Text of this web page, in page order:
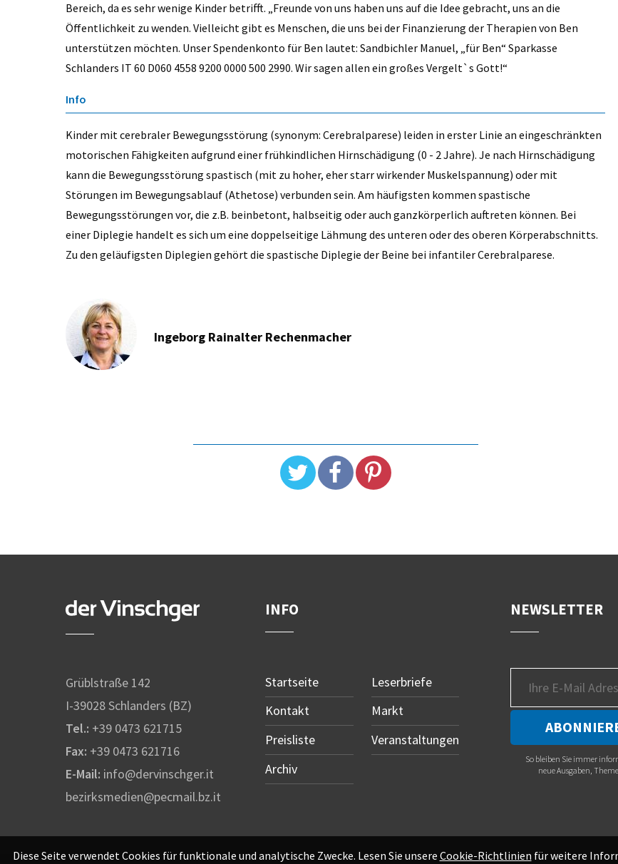
Bereich, da es sehr wenige Kinder betrifft. „Freunde von uns haben uns auf die Idee gebracht, uns an die
Öffentlichkeit zu wenden. Vielleicht gibt es Menschen, die uns bei der Finanzierung der Therapien von Ben
unterstützen möchten. Unser Spendenkonto für Ben lautet: Sandbichler Manuel, „für Ben“ Sparkasse
Schlanders IT 60 D060 4558 9200 0000 500 2990. Wir sagen allen ein großes Vergelt`s Gott!“
Info
Kinder mit cerebraler Bewegungsstörung (synonym: Cerebralparese) leiden in erster Linie an eingeschränkten
motorischen Fähigkeiten aufgrund einer frühkindlichen Hirnschädigung (0 - 2 Jahre). Je nach Hirnschädigung
kann die Bewegungsstörung spastisch (mit zu hoher, eher starr wirkender Muskelspannung) oder mit
Störungen im Bewegungsablauf (Athetose) verbunden sein. Am häufigsten kommen spastische
Bewegungsstörungen vor, die z.B. beinbetont, halbseitig oder auch ganzkörperlich auftreten können. Bei
einer Diplegie handelt es sich um eine doppelseitige Lähmung des unteren oder des oberen Körperabschnitts.
Zu den geläufigsten Diplegien gehört die spastische Diplegie der Beine bei infantiler Cerebralparese.
Ingeborg Rainalter Rechenmacher
Grüblstraße 142
I-39028 Schlanders (BZ)
Tel.: +39 0473 621715
Fax: +39 0473 621716
E-Mail: info@dervinschger.it
bezirksmedien@pecmail.bz.it
INFO
Startseite
Kontakt
Preisliste
Archiv
Leserbriefe
Markt
Veranstaltungen
NEWSLETTER
So bleiben Sie immer
neue Ausgaben,
Diese Seite verwendet Cookies für funktionale und analytische Zwecke. Lesen Sie unsere Cookie-Richtlinien für weitere